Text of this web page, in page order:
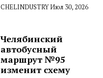
CHELINDUSTRYИюл 30, 2026
Челябинский
автобусный
маршрут №95
изменит схему